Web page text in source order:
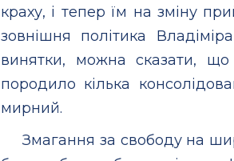
краху, і тепер їм на зміну
зовнішня політика
винятки, можна сказати,
породило кілька
мирний.
Змагання за свободу на